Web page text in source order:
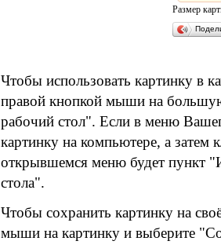
Размер
Чтобы использовать картинку в
правой кнопкой мыши на
рабочий стол". Если в меню
картинку на компьютере, а затем
открывшемся меню будет пункт
стола".
Чтобы сохранить картинку на
мыши на картинку и выберите